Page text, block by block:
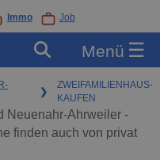
Immo Job
Menü ☰
❯
ZWEIFAMILIENHAUS-
KAUFEN
Neuenahr-Ahrweiler -
finden auch von privat